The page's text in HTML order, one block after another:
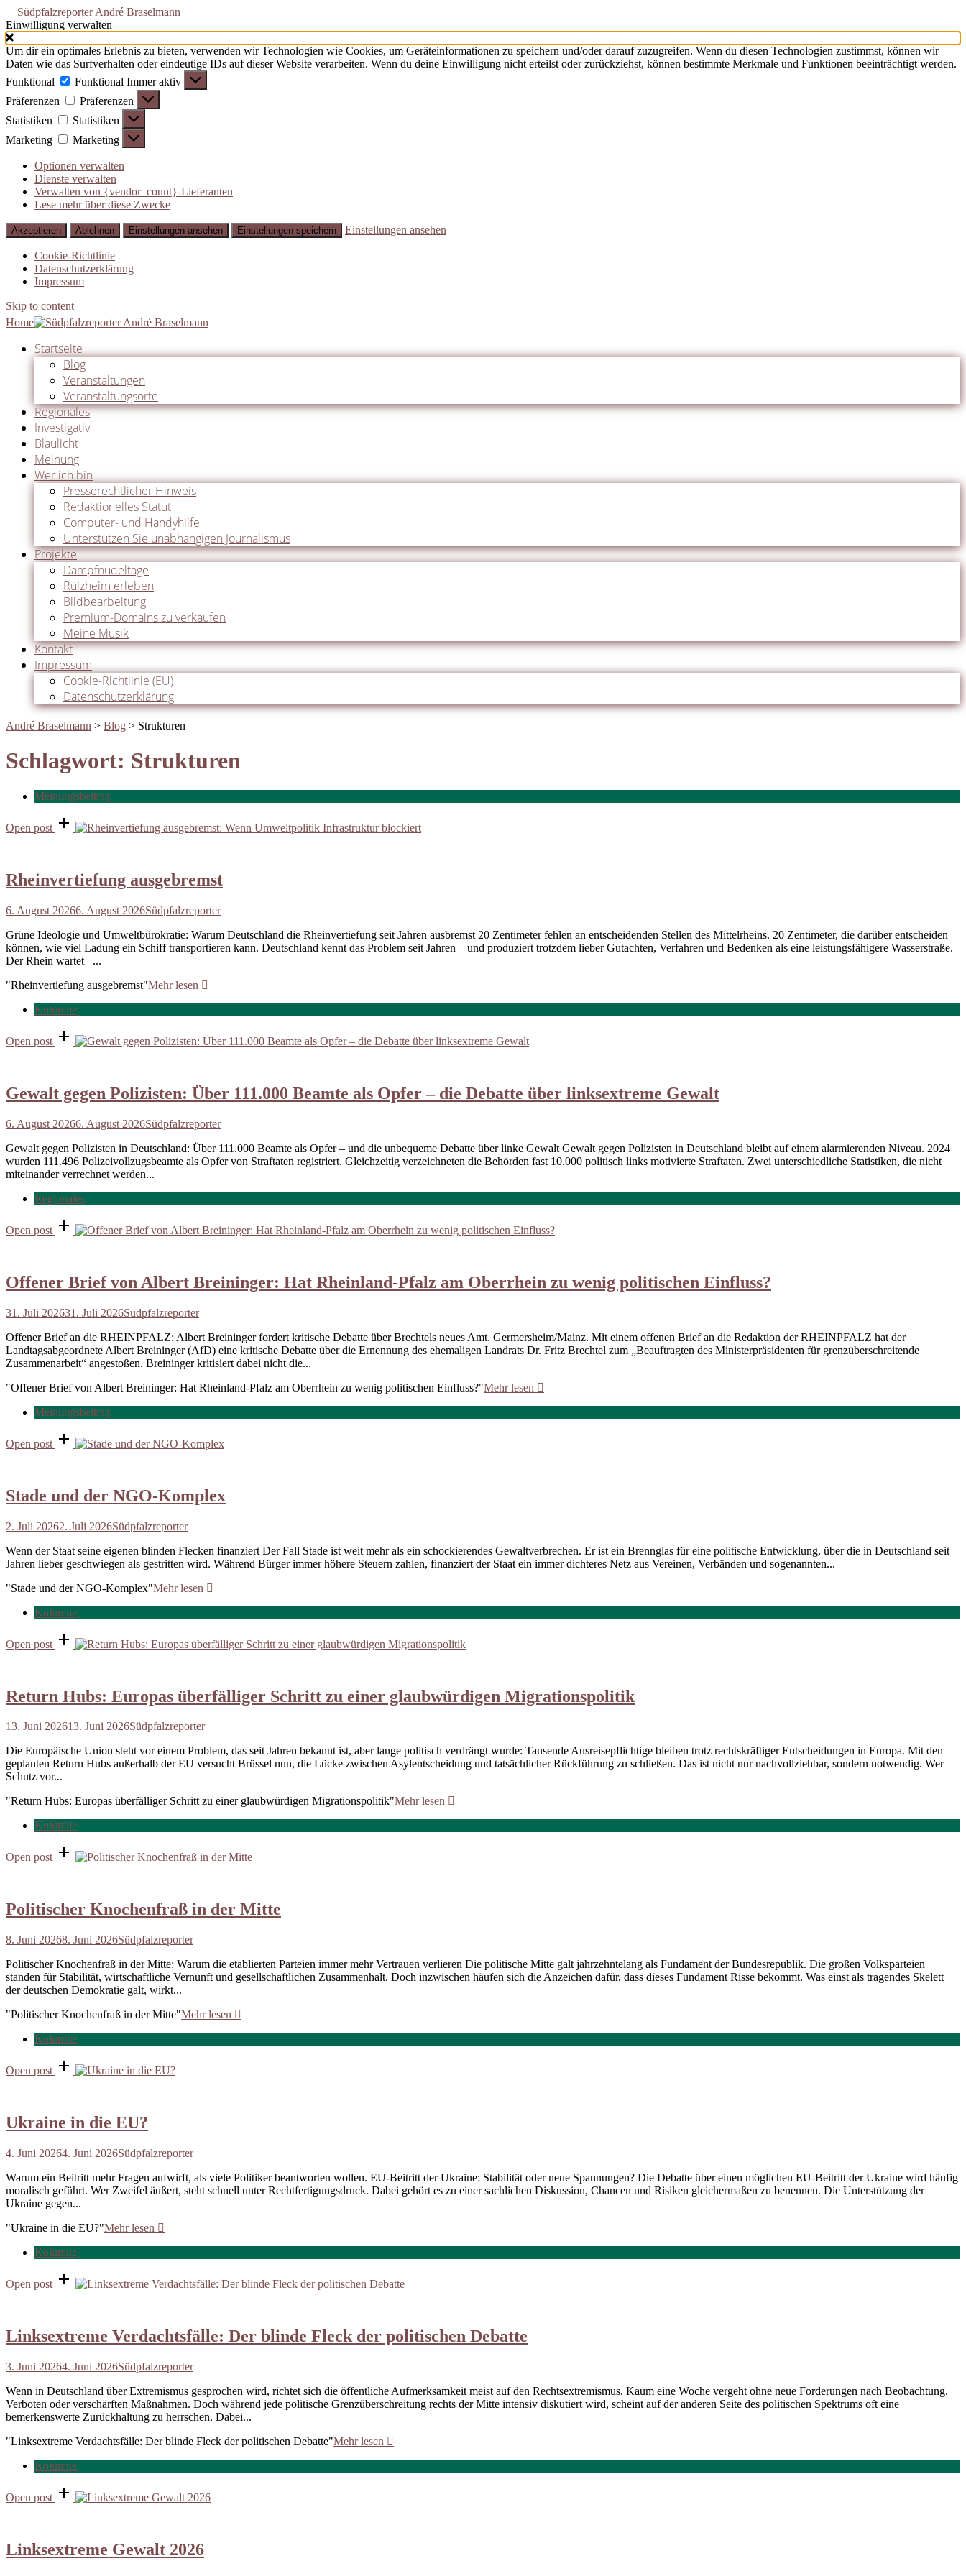
Einwilligung verwalten
Um dir ein optimales Erlebnis zu bieten, verwenden wir Technologien wie Cookies, um Geräteinformationen zu speichern und/oder darauf zuzugreifen. Wenn du diesen Technologien zustimmst, können wir
Daten wie das Surfverhalten oder eindeutige IDs auf dieser Website verarbeiten. Wenn du deine Einwilligung nicht erteilst oder zurückziehst, können bestimmte Merkmale und Funktionen beeinträchtigt werden.
Funktional
Funktional Immer aktiv
Präferenzen
Präferenzen
Statistiken
Statistiken
Marketing
Marketing
Optionen verwalten
Dienste verwalten
Verwalten von {vendor_count}-Lieferanten
Lese mehr über diese Zwecke
Akzeptieren Ablehnen Einstellungen ansehen Einstellungen speichern Einstellungen ansehen
Cookie-Richtlinie
Datenschutzerklärung
Impressum
Skip to content
Home
Startseite
Blog
Veranstaltungen
Veranstaltungsorte
Regionales
Investigativ
Blaulicht
Meinung
Wer ich bin
Presserechtlicher Hinweis
Redaktionelles Statut
Computer- und Handyhilfe
Unterstützen Sie unabhängigen Journalismus
Projekte
Dampfnudeltage
Rülzheim erleben
Bildbearbeitung
Premium-Domains zu verkaufen
Meine Musik
Kontakt
Impressum
Cookie-Richtlinie (EU)
Datenschutzerklärung
André Braselmann > Blog > Strukturen
Schlagwort: Strukturen
Meinungsbeitrag
Open post
Rheinvertiefung ausgebremst
6. August 20266. August 2026Südpfalzreporter
Grüne Ideologie und Umweltbürokratie: Warum Deutschland die Rheinvertiefung seit Jahren ausbremst 20 Zentimeter fehlen an entscheidenden Stellen des Mittelrheins. 20 Zentimeter, die darüber entscheiden
können, wie viel Ladung ein Schiff transportieren kann. Deutschland kennt das Problem seit Jahren – und produziert trotzdem lieber Gutachten, Verfahren und Bedenken als eine leistungsfähigere Wasserstraße.
Der Rhein wartet –...
"Rheinvertiefung ausgebremst"Mehr lesen
Kolumne
Open post
Gewalt gegen Polizisten: Über 111.000 Beamte als Opfer – die Debatte über linksextreme Gewalt
6. August 20266. August 2026Südpfalzreporter
Gewalt gegen Polizisten in Deutschland: Über 111.000 Beamte als Opfer – und die unbequeme Debatte über linke Gewalt Gewalt gegen Polizisten in Deutschland bleibt auf einem alarmierenden Niveau. 2024
wurden 111.496 Polizeivollzugsbeamte als Opfer von Straftaten registriert. Gleichzeitig verzeichneten die Behörden fast 10.000 politisch links motivierte Straftaten. Zwei unterschiedliche Statistiken, die nicht
miteinander verrechnet werden...
Regionales
Open post
Offener Brief von Albert Breininger: Hat Rheinland-Pfalz am Oberrhein zu wenig politischen Einfluss?
31. Juli 202631. Juli 2026Südpfalzreporter
Offener Brief an die RHEINPFALZ: Albert Breininger fordert kritische Debatte über Brechtels neues Amt. Germersheim/Mainz. Mit einem offenen Brief an die Redaktion der RHEINPFALZ hat der
Landtagsabgeordnete Albert Breininger (AfD) eine kritische Debatte über die Ernennung des ehemaligen Landrats Dr. Fritz Brechtel zum „Beauftragten des Ministerpräsidenten für grenzüberschreitende
Zusammenarbeit“ angestoßen. Breininger kritisiert dabei nicht die...
"Offener Brief von Albert Breininger: Hat Rheinland-Pfalz am Oberrhein zu wenig politischen Einfluss?"Mehr lesen
Meinungsbeitrag
Open post
Stade und der NGO-Komplex
2. Juli 20262. Juli 2026Südpfalzreporter
Wenn der Staat seine eigenen blinden Flecken finanziert Der Fall Stade ist weit mehr als ein schockierendes Gewaltverbrechen. Er ist ein Brennglas für eine politische Entwicklung, über die in Deutschland seit
Jahren lieber geschwiegen als gestritten wird. Während Bürger immer höhere Steuern zahlen, finanziert der Staat ein immer dichteres Netz aus Vereinen, Verbänden und sogenannten...
"Stade und der NGO-Komplex"Mehr lesen
Kolumne
Open post
Return Hubs: Europas überfälliger Schritt zu einer glaubwürdigen Migrationspolitik
13. Juni 202613. Juni 2026Südpfalzreporter
Die Europäische Union steht vor einem Problem, das seit Jahren bekannt ist, aber lange politisch verdrängt wurde: Tausende Ausreisepflichtige bleiben trotz rechtskräftiger Entscheidungen in Europa. Mit den
geplanten Return Hubs außerhalb der EU versucht Brüssel nun, die Lücke zwischen Asylentscheidung und tatsächlicher Rückführung zu schließen. Das ist nicht nur nachvollziehbar, sondern notwendig. Wer
Schutz vor...
"Return Hubs: Europas überfälliger Schritt zu einer glaubwürdigen Migrationspolitik"Mehr lesen
Kolumne
Open post
Politischer Knochenfraß in der Mitte
8. Juni 20268. Juni 2026Südpfalzreporter
Politischer Knochenfraß in der Mitte: Warum die etablierten Parteien immer mehr Vertrauen verlieren Die politische Mitte galt jahrzehntelang als Fundament der Bundesrepublik. Die großen Volksparteien
standen für Stabilität, wirtschaftliche Vernunft und gesellschaftlichen Zusammenhalt. Doch inzwischen häufen sich die Anzeichen dafür, dass dieses Fundament Risse bekommt. Was einst als tragendes Skelett
der deutschen Demokratie galt, wirkt...
"Politischer Knochenfraß in der Mitte"Mehr lesen
Kolumne
Open post
Ukraine in die EU?
4. Juni 20264. Juni 2026Südpfalzreporter
Warum ein Beitritt mehr Fragen aufwirft, als viele Politiker beantworten wollen. EU-Beitritt der Ukraine: Stabilität oder neue Spannungen? Die Debatte über einen möglichen EU-Beitritt der Ukraine wird häufig
moralisch geführt. Wer Zweifel äußert, steht schnell unter Rechtfertigungsdruck. Dabei gehört es zu einer sachlichen Diskussion, Chancen und Risiken gleichermaßen zu benennen. Die Unterstützung der
Ukraine gegen...
"Ukraine in die EU?"Mehr lesen
Kolumne
Open post
Linksextreme Verdachtsfälle: Der blinde Fleck der politischen Debatte
3. Juni 20264. Juni 2026Südpfalzreporter
Wenn in Deutschland über Extremismus gesprochen wird, richtet sich die öffentliche Aufmerksamkeit meist auf den Rechtsextremismus. Kaum eine Woche vergeht ohne neue Forderungen nach Beobachtung,
Verboten oder verschärften Maßnahmen. Doch während jede politische Grenzüberschreitung rechts der Mitte intensiv diskutiert wird, scheint auf der anderen Seite des politischen Spektrums oft eine
bemerkenswerte Zurückhaltung zu herrschen. Dabei...
"Linksextreme Verdachtsfälle: Der blinde Fleck der politischen Debatte"Mehr lesen
Kolumne
Open post
Linksextreme Gewalt 2026